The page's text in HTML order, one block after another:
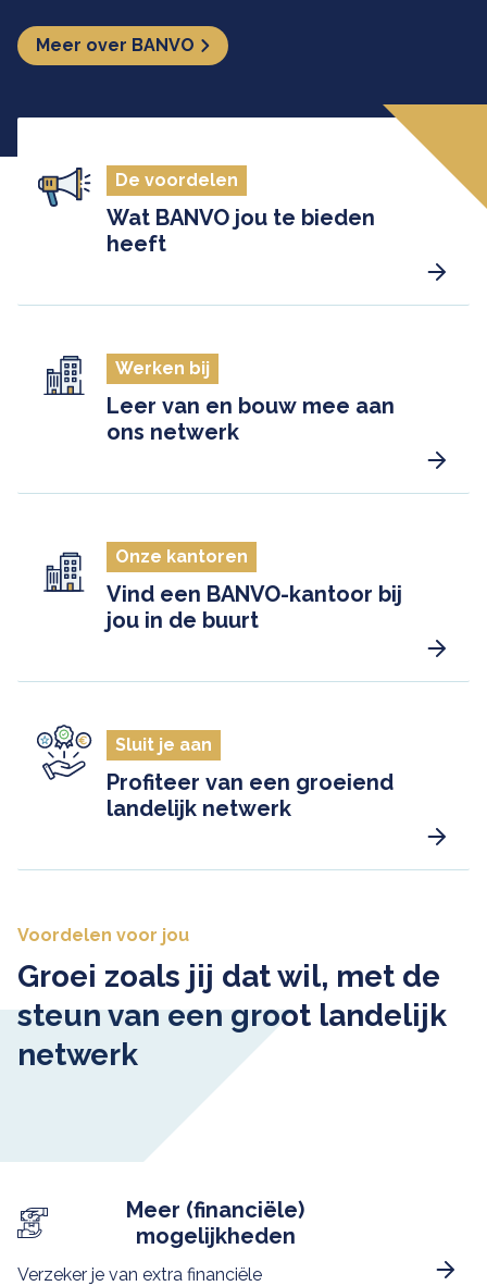
Meer over BANVO
Wat BANVO jou te bieden
heeft
De voordelen
Leer van en bouw mee aan
ons netwerk
Werken bij
Vind een BANVO-kantoor bij
jou in de buurt
Onze kantoren
Profiteer van een groeiend
landelijk netwerk
Sluit je aan
Groei zoals jij dat wil, met de
steun van een groot landelijk
netwerk
Voordelen voor jou
Meer (financiële)
mogelijkheden
Verzeker je van extra financiële